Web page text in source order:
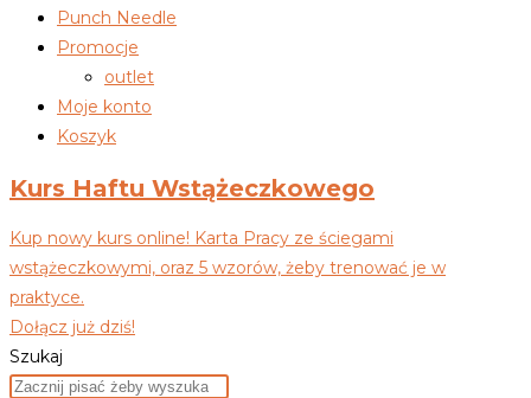
Punch Needle
Promocje
outlet
Moje konto
Koszyk
Kurs Haftu Wstążeczkowego
Kup nowy kurs online! Karta Pracy ze ściegami
wstążeczkowymi, oraz 5 wzorów, żeby trenować je w
praktyce.
Dołącz już dziś!
Szukaj